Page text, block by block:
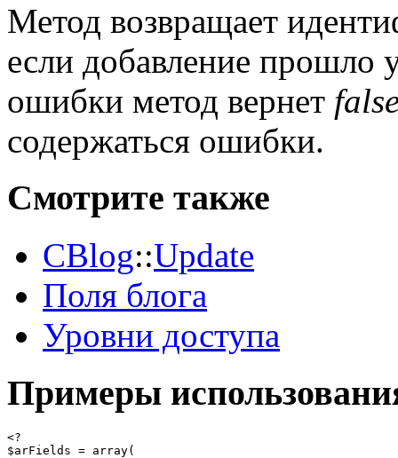
Метод возвращает
если добавление прошло
ошибки метод вернет
содержаться ошибки.
Смотрите также
CBlog::Update
Поля блога
Уровни доступа
Примеры
<?
$arFields = array(